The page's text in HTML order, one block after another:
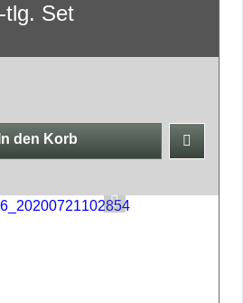
tlg. Set
In den Korb